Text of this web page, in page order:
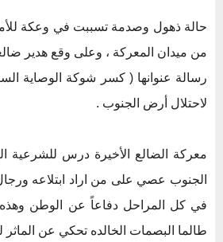
حالة ذهول وصدمة تسببت في وعكة
من ميدان المعركة ، وعلى وقع هدير
رسالة عنوانها ( كسر شوكة الوصاية
لاحتلال أرض الجنوب .
معركة الضالع الأخيرة درس للشرعية
الجنوب عصي على من اراد ابتلاعه
في كل المراحل دفاعاً عن الوطن
طالما البصمات الخالده تحكي عن